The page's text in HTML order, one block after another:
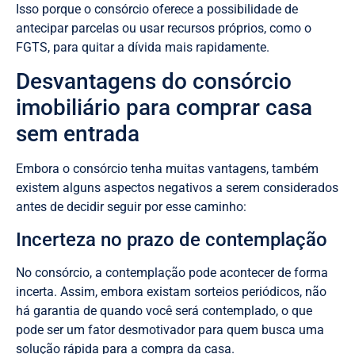
Isso porque o consórcio oferece a possibilidade de
antecipar parcelas ou usar recursos próprios, como o
FGTS, para quitar a dívida mais rapidamente.
Desvantagens do consórcio
imobiliário para comprar casa
sem entrada
Embora o consórcio tenha muitas vantagens, também
existem alguns aspectos negativos a serem considerados
antes de decidir seguir por esse caminho:
Incerteza no prazo de contemplação
No consórcio, a contemplação pode acontecer de forma
incerta. Assim, embora existam sorteios periódicos, não
há garantia de quando você será contemplado, o que
pode ser um fator desmotivador para quem busca uma
solução rápida para a compra da casa.